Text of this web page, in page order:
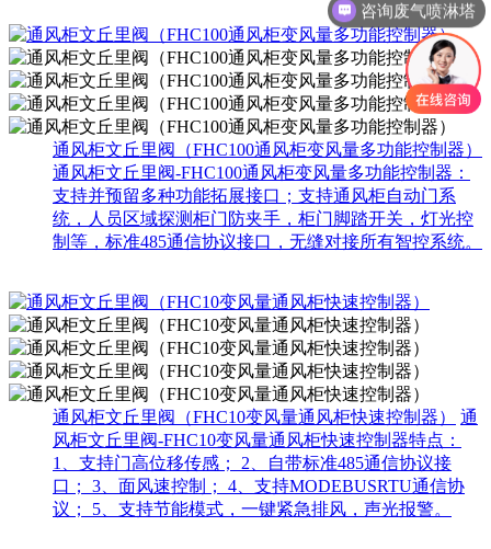
通风柜文丘里阀（FHC100通风柜变风量多功能控制器）
通风柜文丘里阀-FHC100通风柜变风量多功能控制器：
支持并预留多种功能拓展接口；支持通风柜自动门系
统，人员区域探测柜门防夹手，柜门脚踏开关，灯光控
制等，标准485通信协议接口，无缝对接所有智控系统。
通风柜文丘里阀（FHC10变风量通风柜快速控制器）
通
风柜文丘里阀-FHC10变风量通风柜快速控制器特点：
1、支持门高位移传感； 2、自带标准485通信协议接
口； 3、面风速控制； 4、支持MODEBUSRTU通信协
议； 5、支持节能模式，一键紧急排风，声光报警。
咨询废气喷淋塔